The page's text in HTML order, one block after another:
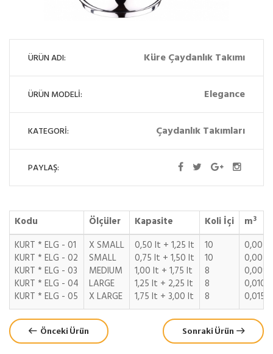
ÜRÜN ADI: Küre Çaydanlık Takımı
ÜRÜN MODELİ: Elegance
KATEGORİ: Çaydanlık Takımları
PAYLAŞ:
Kodu Ölçüler Kapasite Koli İçi m3
KURT * ELG - 01
KURT * ELG - 02
KURT * ELG - 03
KURT * ELG - 04
KURT * ELG - 05
X SMALL
SMALL
MEDIUM
LARGE
X LARGE
0,50 lt + 1,25 lt
0,75 lt + 1,50 lt
1,00 lt + 1,75 lt
1,25 lt + 2,25 lt
1,75 lt + 3,00 lt
10
10
8
8
8
Önceki Ürün Sonraki Ürün